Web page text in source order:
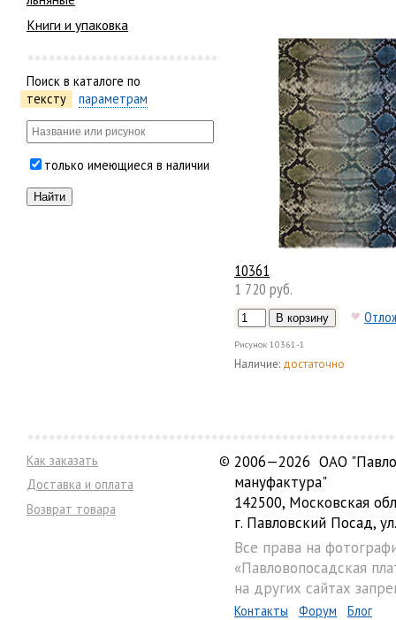
Книги и упаковка
Поиск в каталоге по
тексту
параметрам
только имеющиеся в наличии
10361
1 720 руб.
Рисунок 10361-1
Наличие: достаточно
Как заказать
Доставка и оплата
Возврат товара
© 2006—2026 ОАО
мануфактура"
142500, Московская
г. Павловский Посад,
Все права на
«Павловопосадская
на других сайтах
Контакты Форум Блог